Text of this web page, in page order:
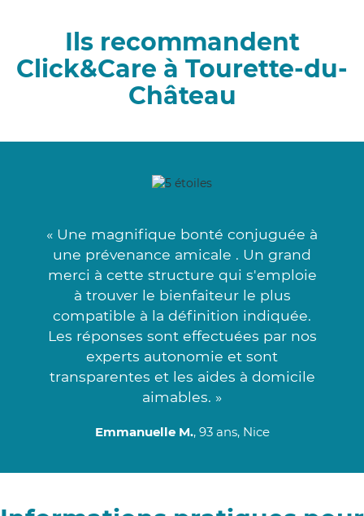
Ils recommandent
Click&Care à Tourette-du-
Château
« Une magnifique bonté conjuguée à
une prévenance amicale . Un grand
merci à cette structure qui s'emploie
à trouver le bienfaiteur le plus
compatible à la définition indiquée.
Les réponses sont effectuées par nos
experts autonomie et sont
transparentes et les aides à domicile
aimables. »
Emmanuelle M., 93 ans, Nice